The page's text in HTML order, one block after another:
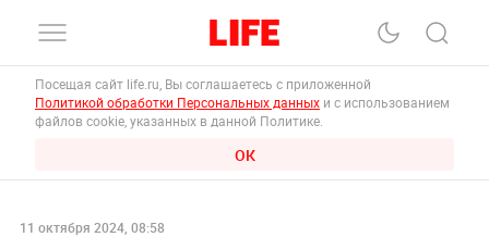
Посещая сайт life.ru, Вы соглашаетесь с приложенной
Политикой обработки Персональных данных и с использованием
файлов cookie, указанных в данной Политике.
ОК
11 октября 2024, 08:58